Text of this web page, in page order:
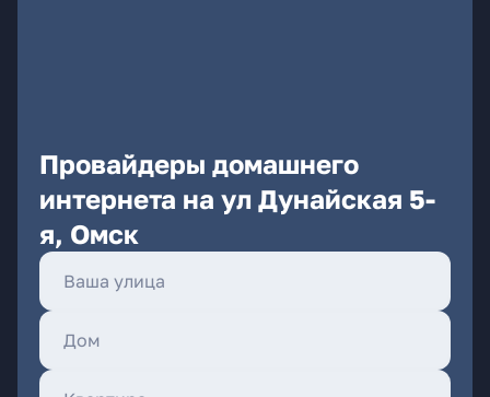
Провайдеры домашнего
интернета на ул Дунайская 5-
я, Омск